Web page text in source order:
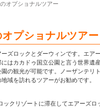
オプショナルツアー
プショナルツアー
ズロックとダーウィンです。エア
はカカドゥ国立公園と言う世界遺
の観光が可能です。ノーザンテリ
域を訪れるツアーがお勧めです。
ックリゾートに滞在してエアーズロ